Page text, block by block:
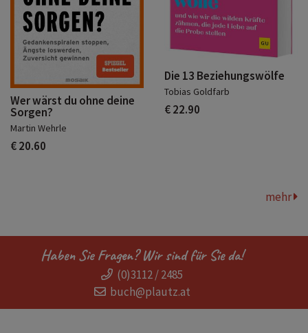
Wer wärst du ohne deine
Sorgen?
Martin Wehrle
€ 20.60
Die 13 Beziehungswölfe
Tobias Goldfarb
€ 22.90
mehr
Haben Sie Fragen? Wir sind für Sie da!
(0)3112 / 2485
buch@plautz.at